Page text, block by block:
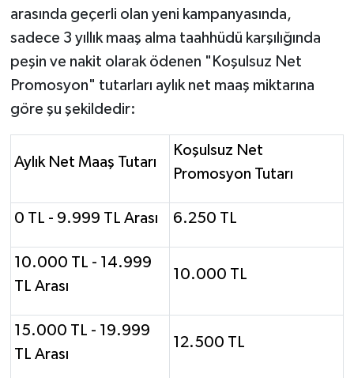
arasında geçerli olan yeni kampanyasında,
sadece 3 yıllık maaş alma taahhüdü karşılığında
peşin ve nakit olarak ödenen "Koşulsuz Net
Promosyon" tutarları aylık net maaş miktarına
göre şu şekildedir:
Aylık Net Maaş Tutarı
Koşulsuz Net
Promosyon Tutarı
0 TL - 9.999 TL Arası 6.250 TL
10.000 TL - 14.999
TL Arası
10.000 TL
15.000 TL - 19.999
TL Arası
12.500 TL
SEYAHAT
SİYASET
Sındırgı
Susurluk
TARİHTE BUGÜN